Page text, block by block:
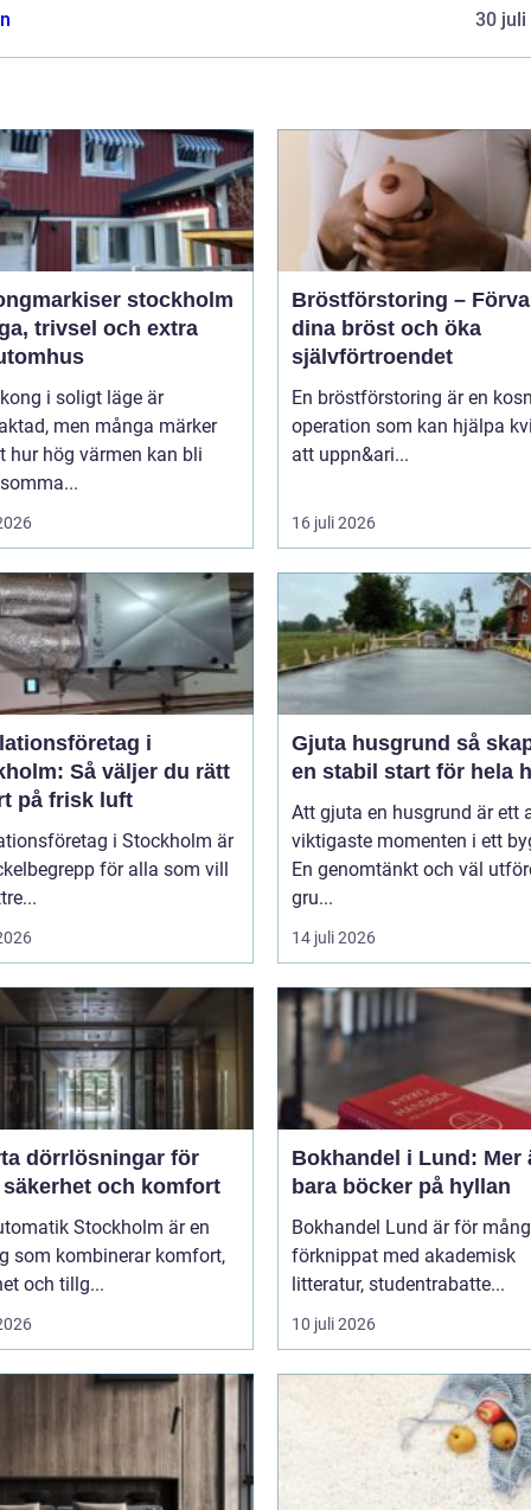
30 juli
stockholm
trivsel och extra
i soligt läge är
men många märker
hur hög värmen kan bli
Bröstförstoring –
dina bröst och öka
självförtroendet
En bröstförstoring är en
operation som kan hjälpa
att uppn&ari...
16 juli 2026
i
Så väljer du rätt
på frisk luft
i Stockholm är
för alla som vill
Gjuta husgrund så skapas
en stabil start för hela
Att gjuta en husgrund är ett
viktigaste momenten i ett
En genomtänkt och väl
gru...
14 juli 2026
dörrlösningar för
och komfort
Stockholm är en
som kombinerar komfort,
och tillg...
Bokhandel i Lund: Mer
bara böcker på hyllan
Bokhandel Lund är för
förknippat med akademisk
litteratur, studentrabatte...
10 juli 2026